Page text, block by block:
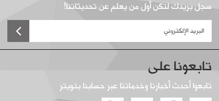
سجل بريدك لتكن أول من يعلم عن تحديثاتنا!
تابعونا على
تابعوا أحدث أخبارنا وخدماتنا عبر حسابنا بتويتر